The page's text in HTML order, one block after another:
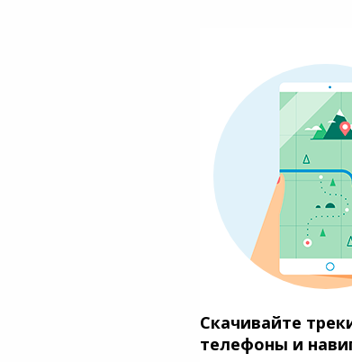
Скачивайте
телефоны и